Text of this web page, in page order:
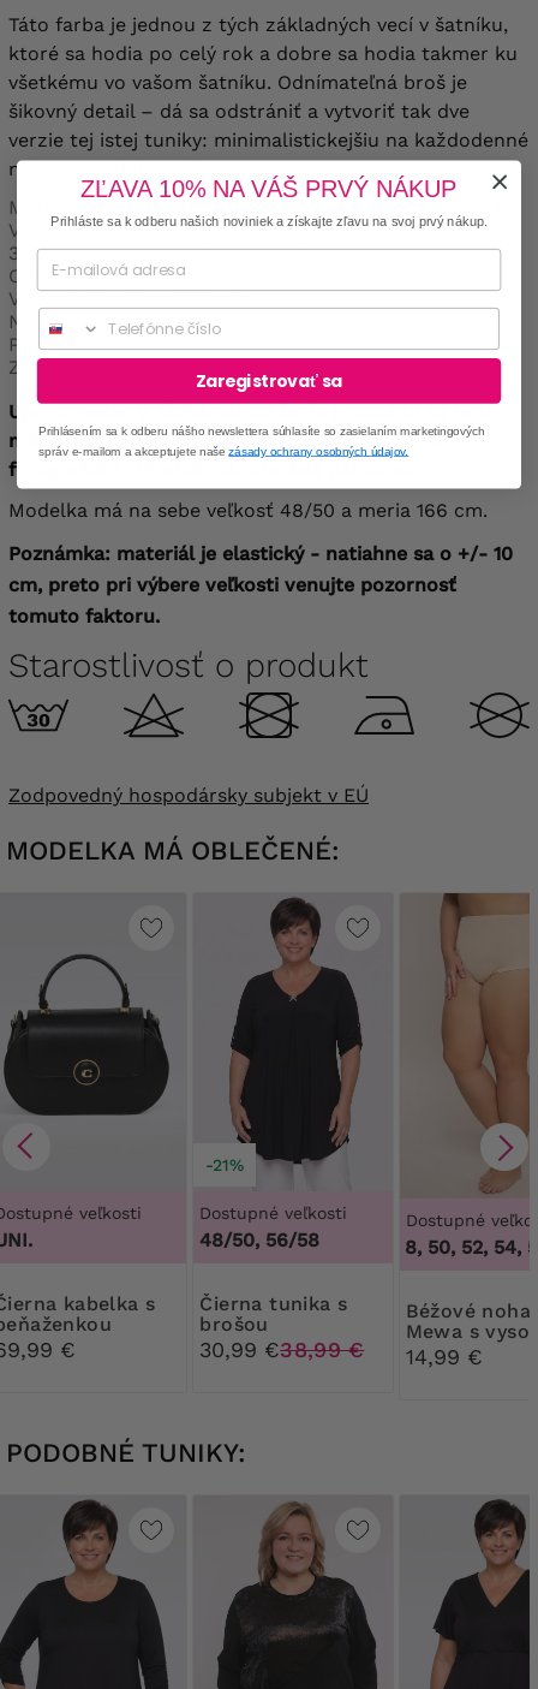
Táto farba je jednou z tých základných vecí v šatníku,
ktoré sa hodia po celý rok a dobre sa hodia takmer ku
všetkému vo vašom šatníku. Odnímateľná broš je
šikovný detail – dá sa odstrániť a vytvoriť tak dve
verzie tej istej tuniky: minimalistickejšiu na každodenné
nosenie a zdobenejšiu na cesty.
Materiál: flexibilný, odolný voči krčeniu, vysoká kvalita.
Výstrih do "V".
3/4 rukávy s možnosťou vyhrnutia.
Odnímateľná broš.
Všité ramenné vypchávky.
Nemá žiadne zapínanie ani vrecká.
Poľský výrobok.
Zloženie: 95% polyester, 5% elastan.
Upozornenie: V závislosti od šarže produktu sa broš
môže mierne líšiť od tej, ktorá je zobrazená na
fotografiách. Produkt sa odosiela náhodne.
Modelka má na sebe veľkosť 48/50 a meria 166 cm.
Poznámka: materiál je elastický - natiahne sa o +/- 10
cm, preto pri výbere veľkosti venujte pozornosť
tomuto faktoru.
Starostlivosť o produkt
Zodpovedný hospodársky subjekt v EÚ
MODELKA MÁ OBLEČENÉ:
veľkosti
s
€
-21%
Dostupné veľkosti
48/50, 56/58
Čierna tunika s
brošou
30,99 €38,99 €
Dostupné
46, 48, 50, 52, 54,
Béžové nohavičky
Mewa s
pásom
14,99 €
PODOBNÉ TUNIKY:
ZĽAVA 10% NA VÁŠ PRVÝ NÁKUP
Prihláste sa k odberu našich noviniek a získajte zľavu na svoj prvý nákup.
Phone
Zaregistrovať sa
Prihlásením sa k odberu nášho newslettera súhlasíte so zasielaním marketingových
správ e-mailom a akceptujete našezásady ochrany osobných údajov.